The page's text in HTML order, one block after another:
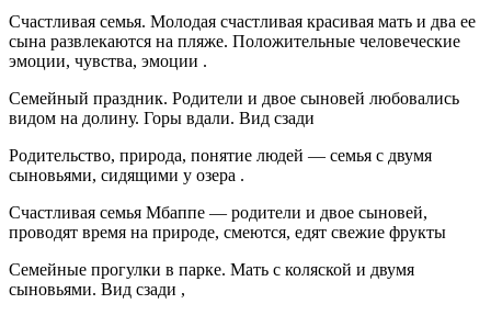
Счастливая семья. Молодая счастливая красивая мать и два ее
сына развлекаются на пляже. Положительные человеческие
эмоции, чувства, эмоции .
Семейный праздник. Родители и двое сыновей любовались
видом на долину. Горы вдали. Вид сзади
Родительство, природа, понятие людей — семья с двумя
сыновьями, сидящими у озера .
Счастливая семья Мбаппе — родители и двое сыновей,
проводят время на природе, смеются, едят свежие фрукты
Семейные прогулки в парке. Мать с коляской и двумя
сыновьями. Вид сзади ,